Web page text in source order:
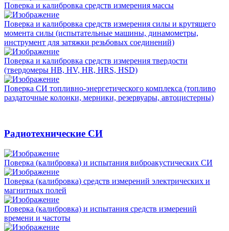
Поверка и калибровка средств измерения массы
Поверка и калибровка средств измерения силы и крутящего
момента силы (испытательные машины, динамометры,
инструмент для затяжки резьбовых соединений)
Поверка и калибровка средств измерения твердости
(твердомеры HB, HV, HR, HRS, HSD)
Поверка СИ топливно-энергетического комплекса (топливо
раздаточные колонки, мерники, резервуары, автоцистерны)
Радиотехнические СИ
Поверка (калибровка) и испытания виброакустических СИ
Поверка (калибровка) средств измерений электрических и
магнитных полей
Поверка (калибровка) и испытания средств измерений
времени и частоты